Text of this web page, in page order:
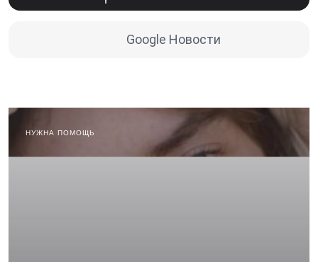
Google Новости
НУЖНА ПОМОЩЬ